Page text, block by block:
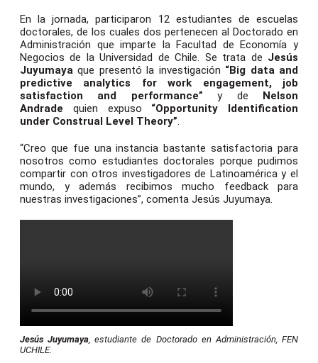
En la jornada, participaron 12 estudiantes de escuelas
doctorales, de los cuales dos pertenecen al Doctorado en
Administración que imparte la Facultad de Economía y
Negocios de la Universidad de Chile. Se trata de Jesús
Juyumaya que presentó la investigación “Big data and
predictive analytics for work engagement, job
satisfaction and performance” y de
Nelson
Andrade quien expuso “Opportunity Identification
under Construal Level Theory”.
“Creo que fue una instancia bastante satisfactoria para
nosotros como estudiantes doctorales porque pudimos
compartir con otros investigadores de Latinoamérica y el
mundo, y además recibimos mucho feedback para
nuestras investigaciones”, comenta Jesús Juyumaya.
Jesús Juyumaya , estudiante de Doctorado en Administración, FEN
UCHILE.